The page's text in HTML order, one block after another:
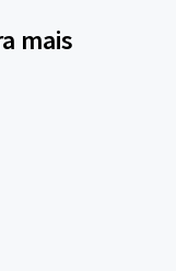
mais